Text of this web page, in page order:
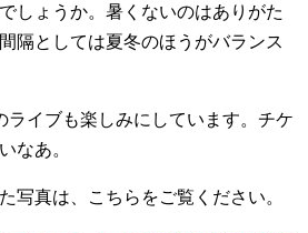
しょうか。暑くないのはありがた
隔としては夏冬のほうがバランス
ライブも楽しみにしています。チケ
なあ。
写真は、こちらをご覧ください。